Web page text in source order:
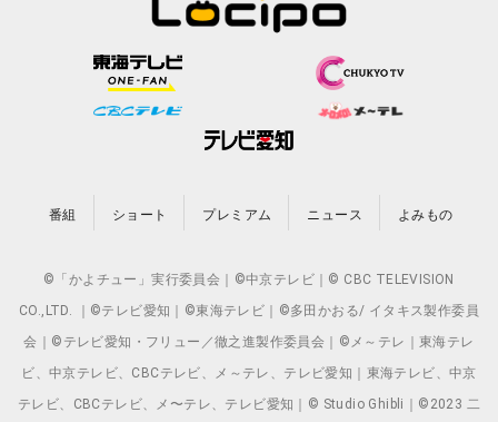
番組 ショート プレミアム ニュース よみもの
©「かよチュー」実行委員会｜©中京テレビ｜© CBC TELEVISION
CO.,LTD. ｜©テレビ愛知｜©東海テレビ｜©多田かおる/ イタキス製作委員
会｜©テレビ愛知・フリュー／徹之進製作委員会｜©メ～テレ｜東海テレ
ビ、中京テレビ、CBCテレビ、メ～テレ、テレビ愛知｜東海テレビ、中京
テレビ、CBCテレビ、メ〜テレ、テレビ愛知｜© Studio Ghibli｜©2023 二